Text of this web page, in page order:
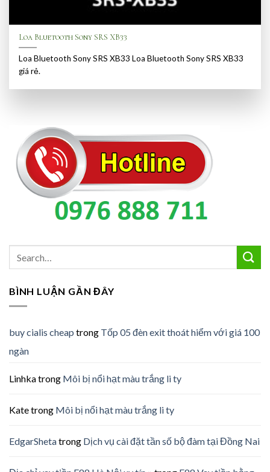
Loa Bluetooth Sony SRS XB33
Loa Bluetooth Sony SRS XB33 Loa Bluetooth Sony SRS XB33
giá rẻ.
BÌNH LUẬN GẦN ĐÂY
buy cialis cheap trong Tốp 05 đèn exit thoát hiểm với giá 100
ngàn
Linhkatrong Môi bị nổi hạt màu trắng li ty
Katetrong Môi bị nổi hạt màu trắng li ty
EdgarShetatrong Dịch vụ cài đặt tần số bộ đàm tại Đồng Nai